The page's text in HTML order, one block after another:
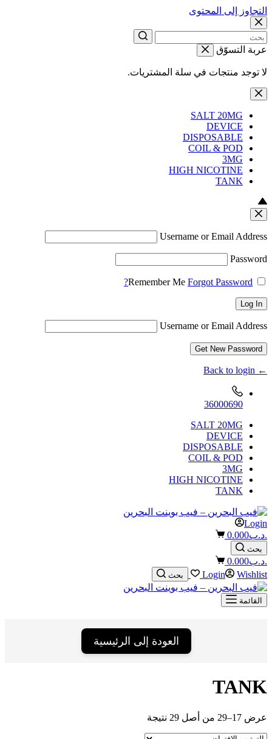
التجاوز إلى المحتوى
عربة التسوّق
لا توجد منتجات في سلة المشتريات.
SALT 20MG
DEVICE
DISPOSABLE
COIL & POD
3MG
HIGH NICOTINE
TANK
Username or Email Address
Password
Remember Me Forgot Password?
Log In
Username or Email Address
Get New Password
← Back to login
36000690
SALT 20MG
DEVICE
DISPOSABLE
COIL & POD
3MG
HIGH NICOTINE
TANK
Login
Shopping
cart
.د.ب0.000
بحث
Shopping
cart
.د.ب0.000
Login
Wishlist بحث
القائمة
العودة إلى الرئيسية
TANK
عرض 17–29 من أصل 29 نتيجة